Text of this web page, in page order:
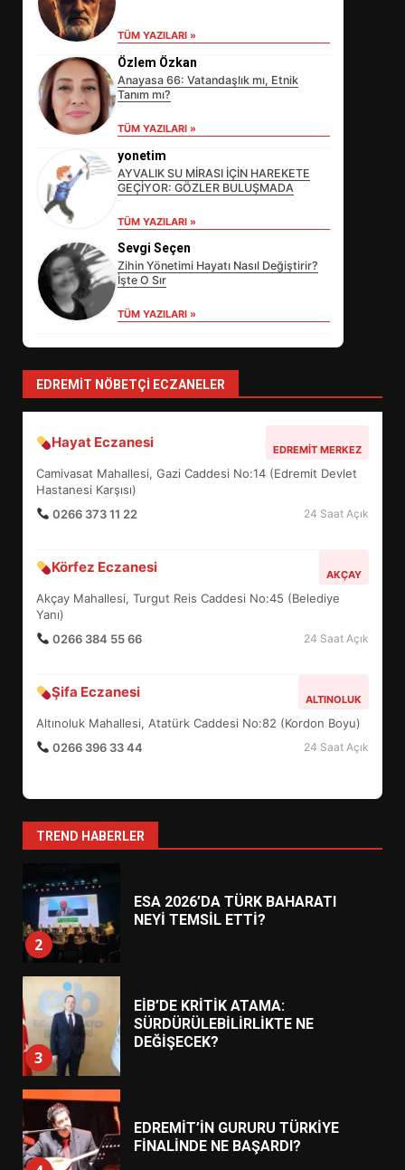
TÜM YAZILARI »
Özlem Özkan
Anayasa 66: Vatandaşlık mı, Etnik
Tanım mı?
TÜM YAZILARI »
yonetim
AYVALIK SU MİRASI İÇİN HAREKETE
GEÇİYOR: GÖZLER BULUŞMADA
TÜM YAZILARI »
Sevgi Seçen
Zihin Yönetimi Hayatı Nasıl Değiştirir?
İşte O Sır
TÜM YAZILARI »
EDREMIT NÖBETÇI ECZANELER
Hayat Eczanesi EDREMIT MERKEZ
Camivasat Mahallesi, Gazi Caddesi No:14 (Edremit Devlet
Hastanesi Karşısı)
0266 373 11 22
24 Saat Açık
Körfez Eczanesi AKÇAY
Akçay Mahallesi, Turgut Reis Caddesi No:45 (Belediye
Yanı)
0266 384 55 66
24 Saat Açık
Şifa Eczanesi ALTINOLUK
Altınoluk Mahallesi, Atatürk Caddesi No:82 (Kordon Boyu)
0266 396 33 44
24 Saat Açık
TREND HABERLER
EİB’DE KRİTİK ATAMA:
DEĞİŞECEK?
4
EDREMİT’İN GURURU TÜRKİYE
FİNALİNDE NE BAŞARDI?
UZATILDI: NE DEĞİŞTİ?
6
BURHANİYE SATRANÇ
TURNUVASI KAYITLARI NEYİ
7
BURHANİYE BELEDİYESPOR’DA
YENİ YÖNETİM NASIL
1
AYVALIK SU MİRASI İÇİN
BULUŞMADA
NEYİ TEMSİL ETTİ?
EİB’DE KRİTİK ATAMA:
EDREMİT’İN GURURU TÜRKİYE
BALIKESİR MÜZELERİNDE SÜRE